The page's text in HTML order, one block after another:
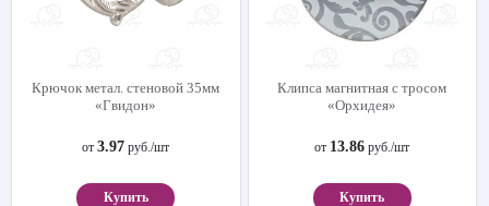
Крючок метал. стеновой 35мм
«Гвидон»
от3.97 руб./шт
Купить
Клипса магнитная с тросом
«Орхидея»
от 13.86 руб./шт
Купить